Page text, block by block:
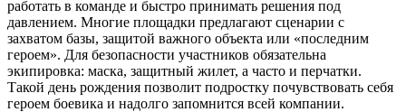
работать в команде и быстро принимать решения под
давлением. Многие площадки предлагают сценарии с
захватом базы, защитой важного объекта или «последним
героем». Для безопасности участников обязательна
экипировка: маска, защитный жилет, а часто и перчатки.
Такой день рождения позволит подростку почувствовать себя
героем боевика и надолго запомнится всей компании.